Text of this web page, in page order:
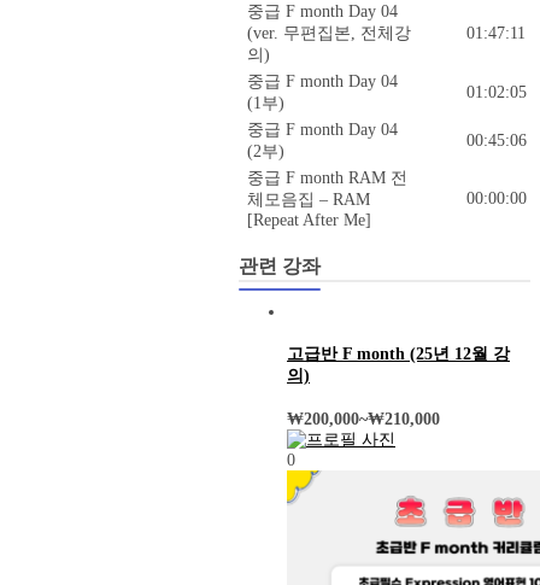
중급 F month Day 04
(ver. 무편집본, 전체강
의)
01:47:11
중급 F month Day 04
(1부)
01:02:05
중급 F month Day 04
(2부)
00:45:06
중급 F month RAM 전
체모음집 – RAM
[Repeat After Me]
00:00:00
관련 강좌
고급반 F month (25년 12월 강
의)
₩200,000~₩210,000
0